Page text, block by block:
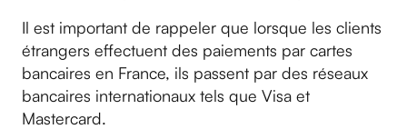
Il est important de rappeler que lorsque les clients
étrangers effectuent des paiements par cartes
bancaires en France, ils passent par des réseaux
bancaires internationaux tels que Visa et
Mastercard.